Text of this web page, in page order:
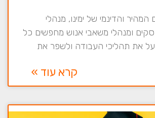
והדינמי של ימינו, מנהלי
ומנהלי משאבי אנוש מחפשים כל
את תהליכי העבודה ולשפר את
קרא עוד »